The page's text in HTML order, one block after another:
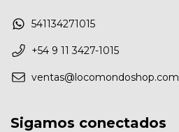
541134271015
+54 9 11 3427-1015
ventas@locomondoshop.com
Sigamos conectados